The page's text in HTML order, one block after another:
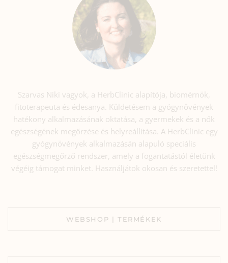
Szarvas Niki vagyok, a HerbClinic alapítója, biomérnök,
fitoterapeuta és édesanya. Küldetésem a gyógynövények
hatékony alkalmazásának oktatása, a gyermekek és a nők
egészségének megőrzése és helyreállítása. A HerbClinic egy
gyógynövények alkalmazásán alapuló speciális
egészségmegőrző rendszer, amely a fogantatástól életünk
végéig támogat minket. Használjátok okosan és szeretettel!
WEBSHOP | TERMÉKEK